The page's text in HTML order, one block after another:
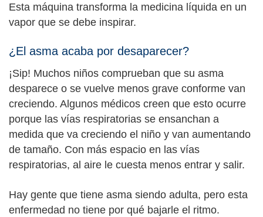
Esta máquina transforma la medicina líquida en un
vapor que se debe inspirar.
¿El asma acaba por desaparecer?
¡Sip! Muchos niños comprueban que su asma
desparece o se vuelve menos grave conforme van
creciendo. Algunos médicos creen que esto ocurre
porque las vías respiratorias se ensanchan a
medida que va creciendo el niño y van aumentando
de tamaño. Con más espacio en las vías
respiratorias, al aire le cuesta menos entrar y salir.
Hay gente que tiene asma siendo adulta, pero esta
enfermedad no tiene por qué bajarle el ritmo.